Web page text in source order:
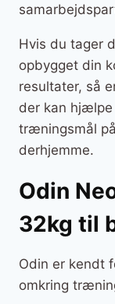
Hvis du tager
opbygget din
resultater, så
der kan
træningsmål
derhjemme.
Odin
32kg til
Odin er kendt
omkring